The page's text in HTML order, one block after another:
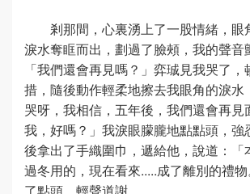
剎那間，心裏湧上了一股情緒，眼
淚水奪眶而出，劃過了臉頰，我的聲音
「我們還會再見嗎？」弈珹見我哭了
措，隨後動作輕柔地擦去我眼角的淚水
哭呀，我相信，五年後，我們還會再見
我，好嗎？」我淚眼朦朧地點點頭，強
後拿出了手織圍巾，遞給他，說道：「
過冬用的，現在看來.....成了離別的禮